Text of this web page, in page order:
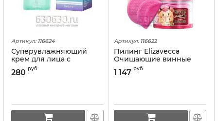
Артикул: 116624
Суперувлажняющий
крем для лица с
гиалуроновым
комплексом FarmStay
280 руб
Артикул: 116622
Пилинг Elizavecca
Очищающие винные
пилинг-пэды Hell-Pore
Perfect Wine Sparkling
1 147 руб